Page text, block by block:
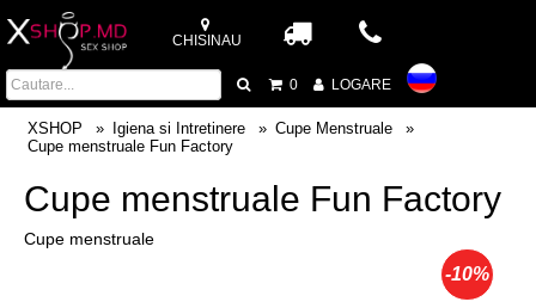
CHISINAU
0 LOGARE
XSHOP Igiena si Intretinere
Cupe Menstruale
Cupe menstruale Fun Factory
Cupe menstruale Fun Factory
Cupe menstruale
-10%